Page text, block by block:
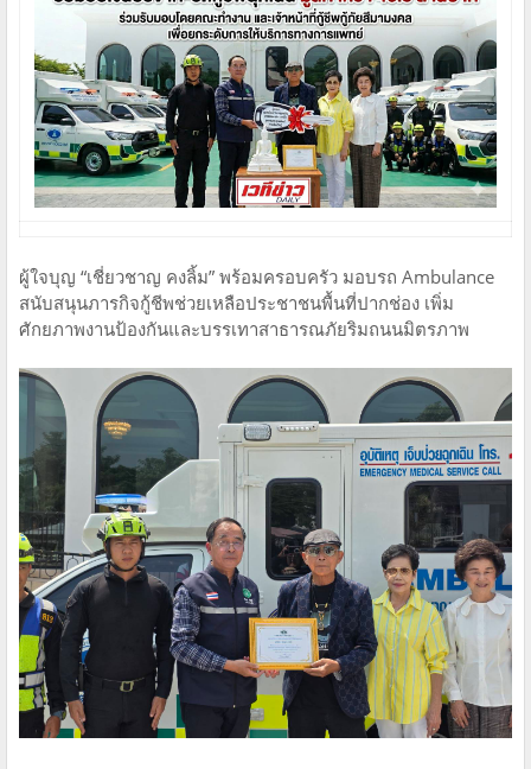
ผู้ใจบุญ “เชี่ยวชาญ คงลิ้ม” พร้อมครอบครัว มอบรถ Ambulance
สนับสนุนภารกิจกู้ชีพช่วยเหลือประชาชนพื้นที่ปากช่อง เพิ่ม
ศักยภาพงานป้องกันและบรรเทาสาธารณภัยริมถนนมิตรภาพ